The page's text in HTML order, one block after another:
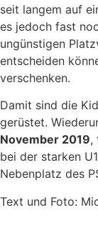
seit langem auf
es jedoch fast
ungünstigen
entscheiden
verschenken.
Damit sind die
gerüstet.
November 2019,
bei der starken
Nebenplatz des
Text und Foto: